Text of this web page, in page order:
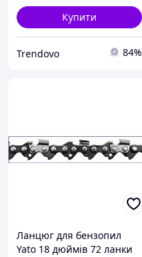
Купити
Trendovo 84%
Ланцюг для бензопил
Yato 18 дюймів 72 ланки